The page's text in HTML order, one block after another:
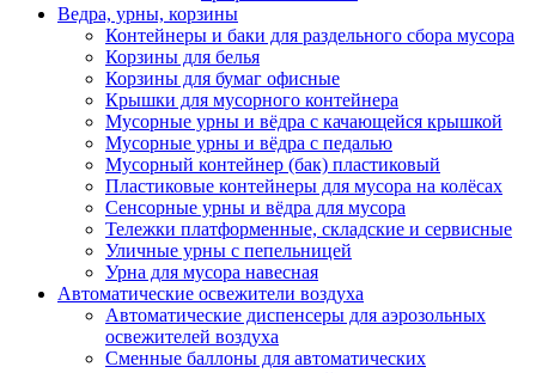
Ведра, урны, корзины
Контейнеры и баки для раздельного сбора мусора
Корзины для белья
Корзины для бумаг офисные
Крышки для мусорного контейнера
Мусорные урны и вёдра с качающейся крышкой
Мусорные урны и вёдра с педалью
Мусорный контейнер (бак) пластиковый
Пластиковые контейнеры для мусора на колёсах
Сенсорные урны и вёдра для мусора
Тележки платформенные, складские и сервисные
Уличные урны с пепельницей
Урна для мусора навесная
Автоматические освежители воздуха
Автоматические диспенсеры для аэрозольных
освежителей воздуха
Сменные баллоны для автоматических